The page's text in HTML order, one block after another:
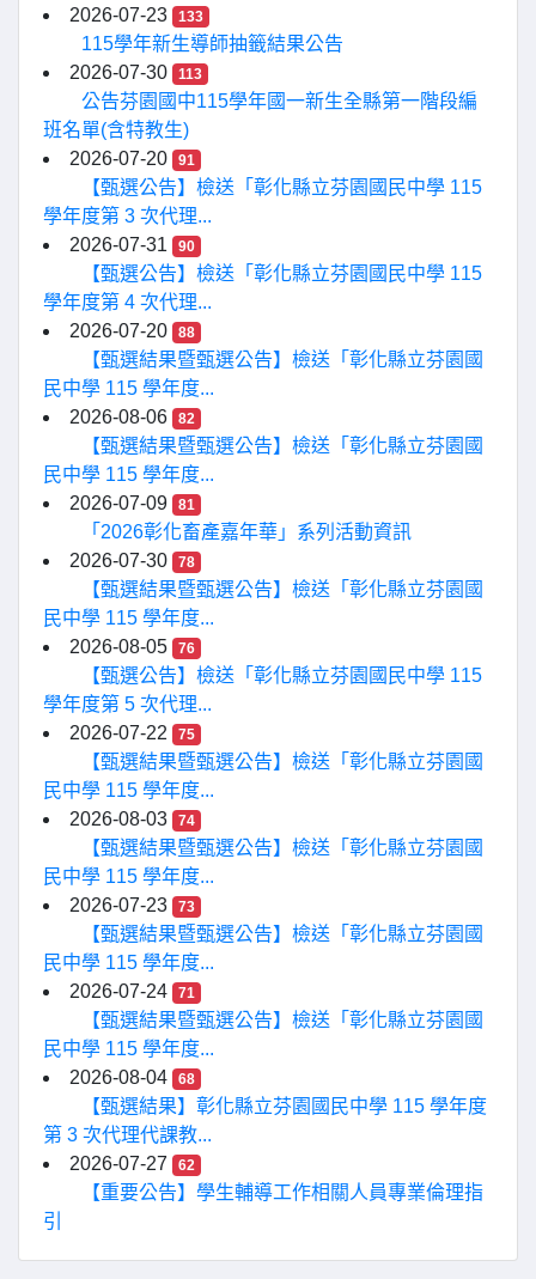
2026-07-23
133
115學年新生導師抽籤結果公告
2026-07-30
113
公告芬園國中115學年國一新生全縣第一階段編
班名單(含特教生)
2026-07-20
91
【甄選公告】檢送「彰化縣立芬園國民中學 115
學年度第 3 次代理...
2026-07-31
90
【甄選公告】檢送「彰化縣立芬園國民中學 115
學年度第 4 次代理...
2026-07-20
88
【甄選結果暨甄選公告】檢送「彰化縣立芬園國
民中學 115 學年度...
2026-08-06
82
【甄選結果暨甄選公告】檢送「彰化縣立芬園國
民中學 115 學年度...
2026-07-09
81
「2026彰化畜產嘉年華」系列活動資訊
2026-07-30
78
【甄選結果暨甄選公告】檢送「彰化縣立芬園國
民中學 115 學年度...
2026-08-05
76
【甄選公告】檢送「彰化縣立芬園國民中學 115
學年度第 5 次代理...
2026-07-22
75
【甄選結果暨甄選公告】檢送「彰化縣立芬園國
民中學 115 學年度...
2026-08-03
74
【甄選結果暨甄選公告】檢送「彰化縣立芬園國
民中學 115 學年度...
2026-07-23
73
【甄選結果暨甄選公告】檢送「彰化縣立芬園國
民中學 115 學年度...
2026-07-24
71
【甄選結果暨甄選公告】檢送「彰化縣立芬園國
民中學 115 學年度...
2026-08-04
68
【甄選結果】彰化縣立芬園國民中學 115 學年度
第 3 次代理代課教...
2026-07-27
62
【重要公告】學生輔導工作相關人員專業倫理指
引